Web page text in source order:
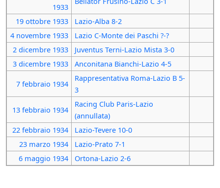
1933
19 ottobre 1933
Lazio-Alba 8-2
4 novembre 1933
Lazio C-Monte dei Paschi ?-?
2 dicembre 1933
Juventus Terni-Lazio Mista 3-0
3 dicembre 1933 Anconitana Bianchi-Lazio 4-5
7 febbraio 1934
Rappresentativa Roma-Lazio B 5-
3
13 febbraio 1934
Racing Club Paris-Lazio
(annullata)
22 febbraio 1934
Lazio-Tevere 10-0
23 marzo 1934
Lazio-Prato 7-1
6 maggio 1934 Ortona-Lazio 2-6